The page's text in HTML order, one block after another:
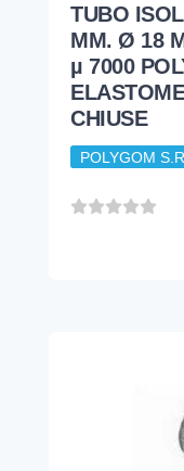
TUBO
MM. Ø 18
µ 7000
CHIUSE
POLYGOM